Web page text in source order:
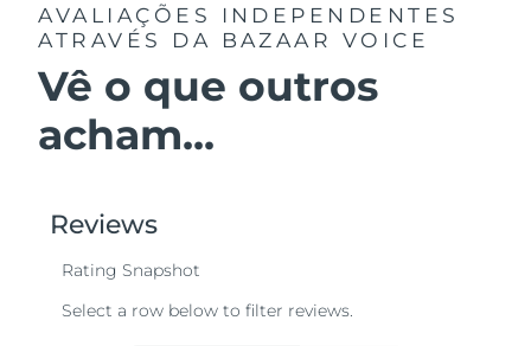
AVALIAÇÕES INDEPENDENTES
ATRAVÉS DA BAZAAR VOICE
Vê o que outros
acham...